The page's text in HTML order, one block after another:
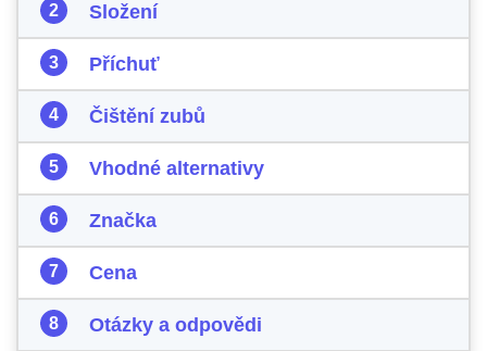
Složení
Příchuť
Čištění zubů
Vhodné alternativy
Značka
Cena
Otázky a odpovědi